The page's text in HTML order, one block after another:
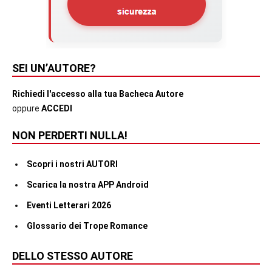
SEI UN’AUTORE?
Richiedi l'accesso alla tua Bacheca Autore
oppure ACCEDI
NON PERDERTI NULLA!
Scopri i nostri AUTORI
Scarica la nostra APP Android
Eventi Letterari 2026
Glossario dei Trope Romance
DELLO STESSO AUTORE